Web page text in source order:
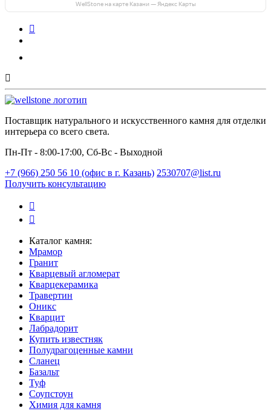
WellStone на карте Казани — Яндекс Карты
Поставщик натурального и искусственного камня для отделки
интерьера со всего света.
Пн-Пт - 8:00-17:00, Сб-Вс - Выходной
+7 (966) 250 56 10 (офис в г. Казань) 2530707@list.ru
Получить консультацию
Каталог камня:
Мрамор
Гранит
Кварцевый агломерат
Кварцекерамика
Травертин
Оникс
Кварцит
Лабрадорит
Купить известняк
Полудрагоценные камни
Сланец
Базальт
Туф
Соупстоун
Химия для камня